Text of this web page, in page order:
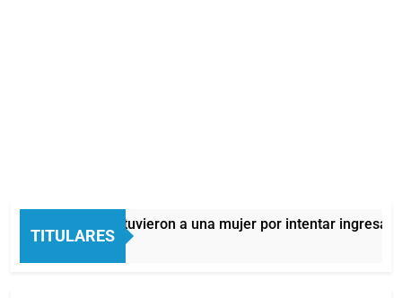
TITULARES
Quilmes: detuvieron a una mujer por intentar ingresar
11 Horas Atrás